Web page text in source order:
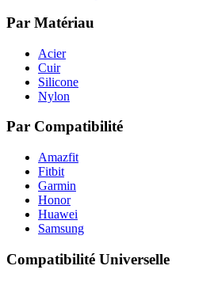
Par Matériau
Acier
Cuir
Silicone
Nylon
Par Compatibilité
Amazfit
Fitbit
Garmin
Honor
Huawei
Samsung
Compatibilité Universelle